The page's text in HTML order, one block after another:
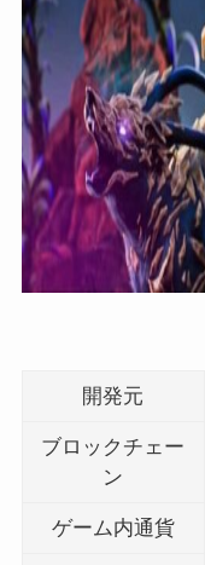
開発元
ブロックチェー
ン
ゲーム内通貨